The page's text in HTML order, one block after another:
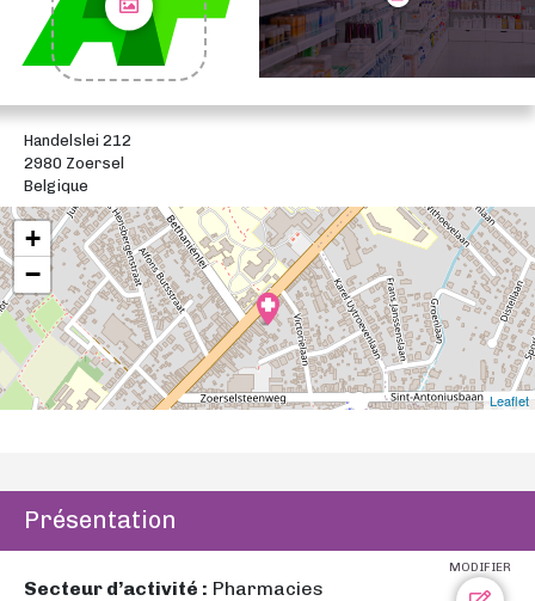
Handelslei 212
2980 Zoersel
Belgique
+
−
Leaflet
Présentation
MODIFIER
Secteur d’activité : Pharmacies